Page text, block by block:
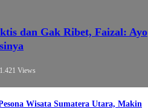
dan Gak Ribet, Faizal: Ayo
Views
Wisata Sumatera Utara, Makin